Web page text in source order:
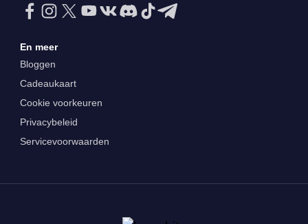
En meer
Bloggen
Cadeaukaart
Cookie voorkeuren
Privacybeleid
Servicevoorwaarden